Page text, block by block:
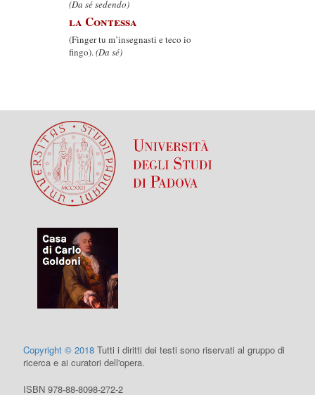
(Da sé sedendo)
la Contessa
(Finger tu m’insegnasti e teco io
fingo).(Da sé)
Copyright © 2018 Tutti i diritti dei testi sono riservati al gruppo di
ricerca e ai curatori dell'opera.
ISBN 978-88-8098-272-2